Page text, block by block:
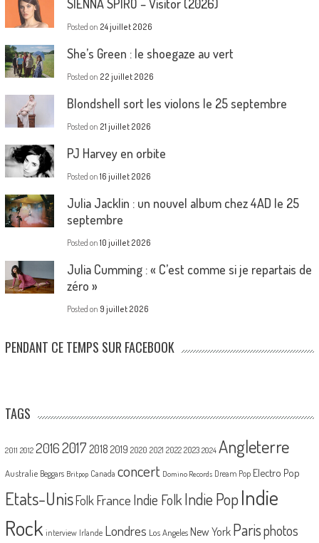
SIENNA SPIRO – Visitor (2026)
Posted on 24 juillet 2026
She’s Green : le shoegaze au vert
Posted on 22 juillet 2026
Blondshell sort les violons le 25 septembre
Posted on 21 juillet 2026
PJ Harvey en orbite
Posted on 16 juillet 2026
Julia Jacklin : un nouvel album chez 4AD le 25
septembre
Posted on 10 juillet 2026
Julia Cumming : « C’est comme si je repartais de
zéro »
Posted on 9 juillet 2026
PENDANT CE TEMPS SUR FACEBOOK
TAGS
2011 2012 20162017 2018 2019 2020 2021 2022 2023 2024 Angleterre
Australie Beggars Britpop Canada concert Domino Records Dream Pop Electro Pop
Etats-UnisFolk France Indie Folk Indie PopIndie
Rock interview Irlande Londres Los Angeles New York Parisphotos